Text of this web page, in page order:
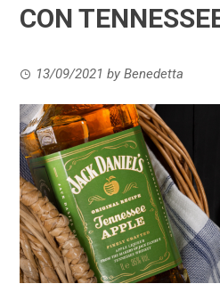
CON
13/09/2021 byBenedetta